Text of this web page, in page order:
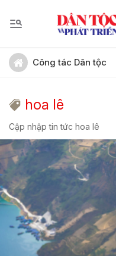
Công tác Dân tộc
hoa lê
Cập nhập tin tức hoa lê